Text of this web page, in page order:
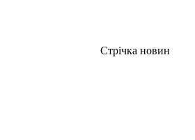
Стрічка новин